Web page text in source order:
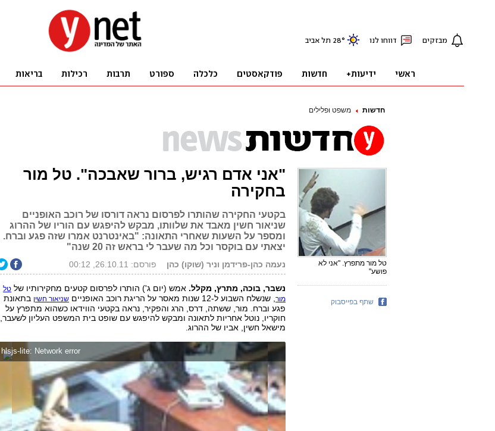
חדשות משפט ופלילים
"אני אדם רגיש, ברור שאבכה". טל מור
בחקירה
בקטעי החקירה שהותרו לפרסום נראה דורסו של רוכב האופניים
שניאור חשין מאבד את שלוותו, מבקש להיפגש עם הוריו של ההרוג
ומספר על השעות שאחרי התאונה: "באינטרנט אמרו שזה פגע וברח.
יצאתי עם בוקסר וכל מה שעבר לי בראש זה 20 שנה"
נעמה כהן-פרידמן וניר (שוקו) כהן פורסם: 26.10.11, 00:12
נשבר, בוכה, מתרץ, מקלל. אמש (יום ג') הותרו לפרסום קטעים מחקירותיו של טל
מור, שנשלח השבוע ל-12 שנות מאסר על הריגת רוכב האופניים שניאור חשין בתאונת
פגע וברח. מור, ששתה, דרס, הרג והפקיר, נראה בקטעי הווידאו כשהוא מתפרץ על
חוקריו, נוטל אחריות לתאונה ומבקש להיפגש עם שופט בית המשפט העליון לשעבר,
מישאל חשין, אביו של ההרוג.
hlsjs-lite: Network error
טל מור מתפרץ. "אני לא
פושע"
שתף בפייסבוק